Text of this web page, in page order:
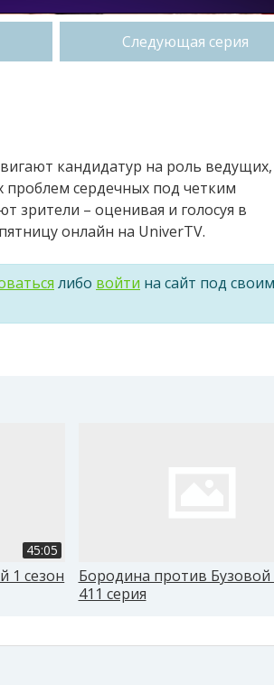
Следующая серия
кандидатур на роль
сердечных под четким
зрители – оценивая и голосуя в
онлайн на UniverTV.
либо войти на сайт под своим
45:05
1 сезон
Бородина против Бузовой
411 серия